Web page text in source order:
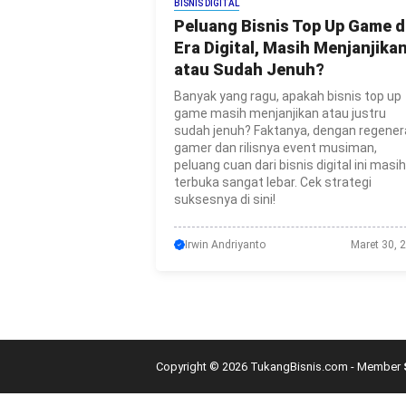
BISNIS DIGITAL
Peluang Bisnis Top Up Game
Era Digital, Masih Menjanjikan
atau Sudah Jenuh?
Banyak yang ragu, apakah bisnis top up
game masih menjanjikan atau justru
sudah jenuh? Faktanya, dengan
gamer dan rilisnya event musiman,
peluang cuan dari bisnis digital ini masih
terbuka sangat lebar. Cek strategi
suksesnya di sini!
Irwin Andriyanto Maret 30,
Copyright © 2026 TukangBisnis.com - Member